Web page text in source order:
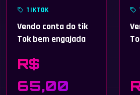
TIKTOK
Vendo conta do tik
Tok bem engajada
R$
65,00